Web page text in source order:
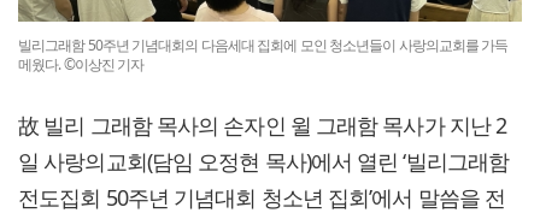
빌리그래함 50주년 기념대회의 다음세대 집회에 모인 청소년들이 사랑의교회를 가득
메웠다. ©이상진 기자
故 빌리 그래함 목사의 손자인 윌 그래함 목사가 지난 2
일 사랑의교회(담임 오정현 목사)에서 열린 ‘빌리그래함
전도집회 50주년 기념대회 청소년 집회’에서 말씀을 전